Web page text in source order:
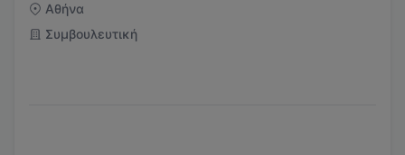
Αθήνα
Συμβουλευτική